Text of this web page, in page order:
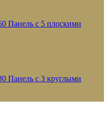
Панель с 5 плоскими
Панель с 3 круглыми